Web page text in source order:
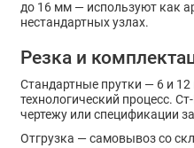
до 16 мм — используют как
нестандартных узлах.
Резка и
Стандартные прутки — 6 и
технологический процесс.
чертежу или спецификации
Отгрузка — самовывоз со